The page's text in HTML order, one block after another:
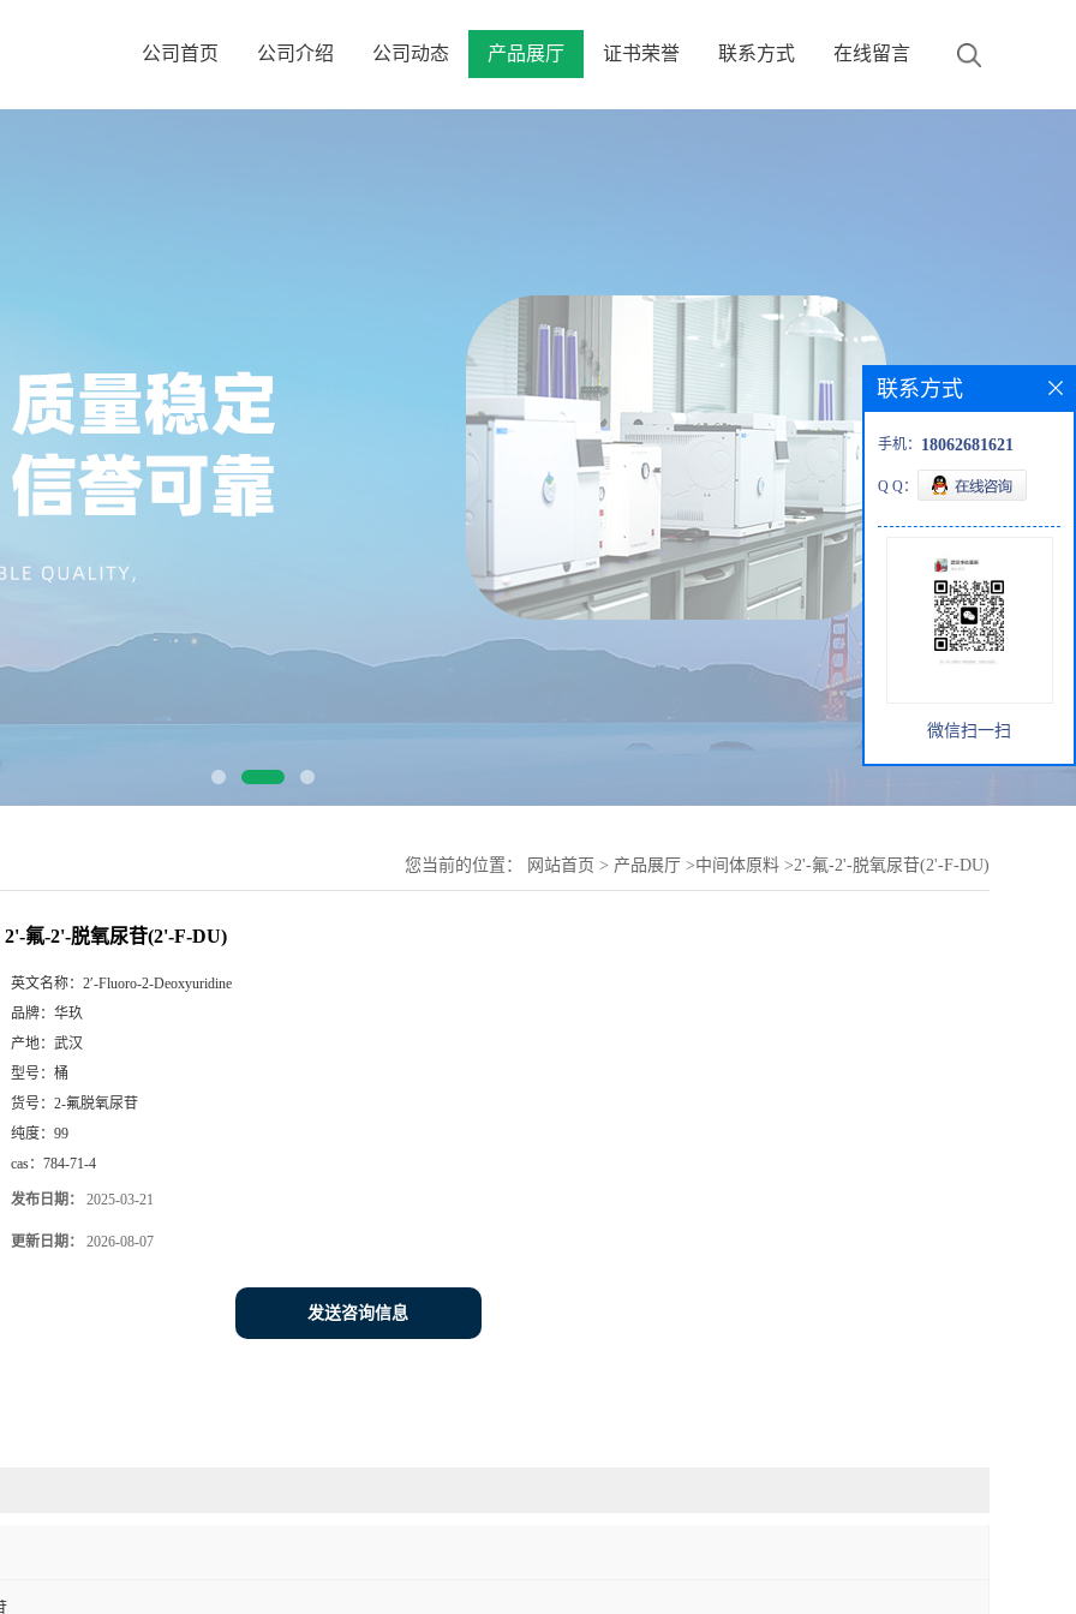
公司首页 公司介绍 公司动态 产品展厅 证书荣誉 联系方式 在线留言
您当前的位置： 网站首页 > 产品展厅 >中间体原料 >2'-氟-2'-脱氧尿苷(2'-F-DU)
2'-氟-2'-脱氧尿苷(2'-F-DU)
英文名称： 2′-Fluoro-2-Deoxyuridine
品牌： 华玖
产地： 武汉
型号： 桶
货号： 2-氟脱氧尿苷
纯度： 99
cas： 784-71-4
发布日期： 2025-03-21
更新日期： 2026-08-07
发送咨询信息
联系方式
手机： 18062681621
Q Q：
微信扫一扫